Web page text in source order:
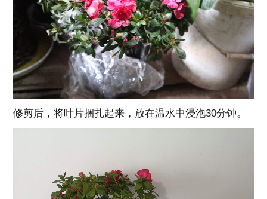
修剪后，将叶片捆扎起来，放在温水中浸泡30分钟。